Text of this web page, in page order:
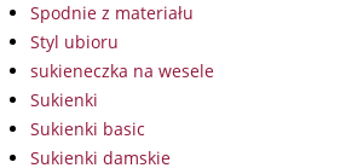
Spodnie z materiału
Styl ubioru
sukieneczka na wesele
Sukienki
Sukienki basic
Sukienki damskie